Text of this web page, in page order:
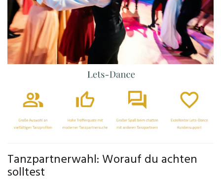
Tanzpartnerwahl: Worauf du achten
solltest